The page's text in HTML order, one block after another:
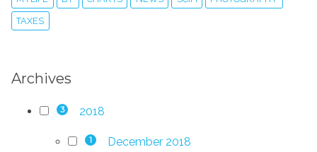
TAXES
Archives
3 2018
1 December 2018